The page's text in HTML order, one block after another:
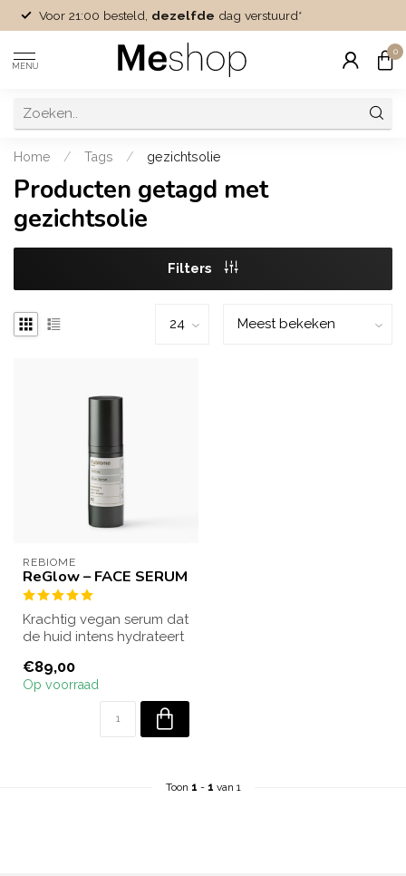
Voor 21:00 besteld, dezelfde dag verstuurd*
MENU
0
Home / Tags / gezichtsolie
Producten getagd met
gezichtsolie
Filters
REBIOME
ReGlow – FACE SERUM
Krachtig vegan serum dat
de huid intens hydrateert
Ver...
€89,00
Op voorraad
Toon 1 - 1 van 1